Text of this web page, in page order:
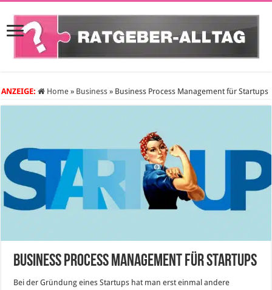
ANZEIGE: Home » Business » Business Process Management für Startups
Business Process Management für Startups
Bei der Gründung eines Startups hat man erst einmal andere